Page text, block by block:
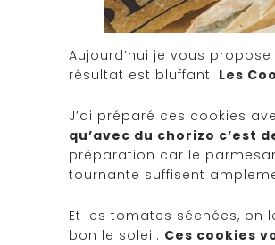
Aujourd’hui je vous propose
résultat est bluffant. Les
J’ai préparé ces cookies
qu’avec du chorizo c’est
préparation car le
tournante suffisent
Et les tomates séchées, on
bon le soleil. Ces cookies